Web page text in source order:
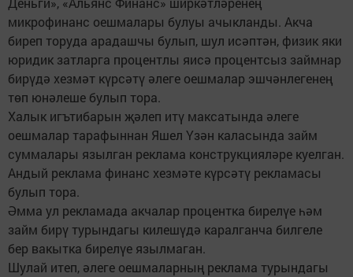
микрофинанс оешмалары булуы ачыкланды. Акча
биреп торуда арадашчы булып, шул исәптән, физик яки
юридик затларга процентлы яисә процентсыз займнар
бирүдә хезмәт күрсәтү әлеге оешмалар эшчәнлегенең
төп юнәлеше булып тора.
Халык игътибарын җәлеп итү максатында әлеге
оешмалар тарафыннан Яшел Үзән каласында займ
суммалары язылган реклама конструкцияләре куелган.
Андый реклама финанс хезмәте күрсәтү рекламасы
булып тора.
Әмма ул рекламада акчалар процентка бирелүе һәм
займ бирү турындагы килешүдә каралганча билгеле
бер вакытка бирелүе язылмаган.
Шулай итеп, әлеге оешмаларның реклама турындагы